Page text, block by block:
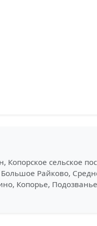
Копорское сельское
Райково,
Копорье,